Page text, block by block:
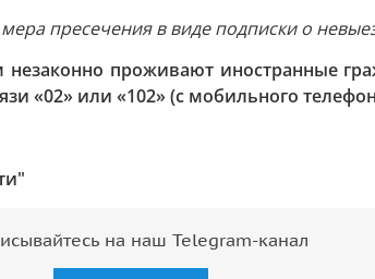
пресечения в виде подписки о
проживают иностранные
«02» или «102» (с мобильного
на наш Telegram-канал